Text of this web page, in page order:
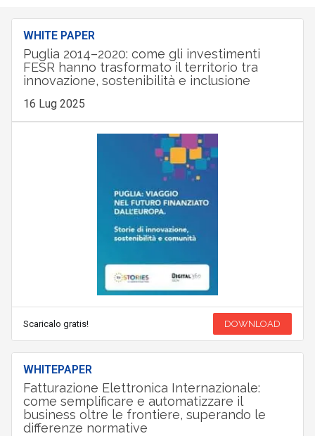
WHITE PAPER
Puglia 2014–2020: come gli investimenti
FESR hanno trasformato il territorio tra
innovazione, sostenibilità e inclusione
16 Lug 2025
Scaricalo gratis! DOWNLOAD
WHITEPAPER
Fatturazione Elettronica Internazionale:
come semplificare e automatizzare il
business oltre le frontiere, superando le
differenze normative